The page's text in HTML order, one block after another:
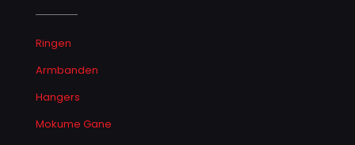
Ringen
Armbanden
Hangers
Mokume Gane